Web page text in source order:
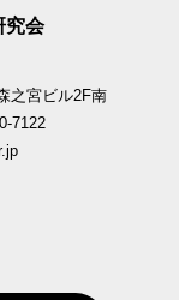
究会
之宮ビル2F南
7122